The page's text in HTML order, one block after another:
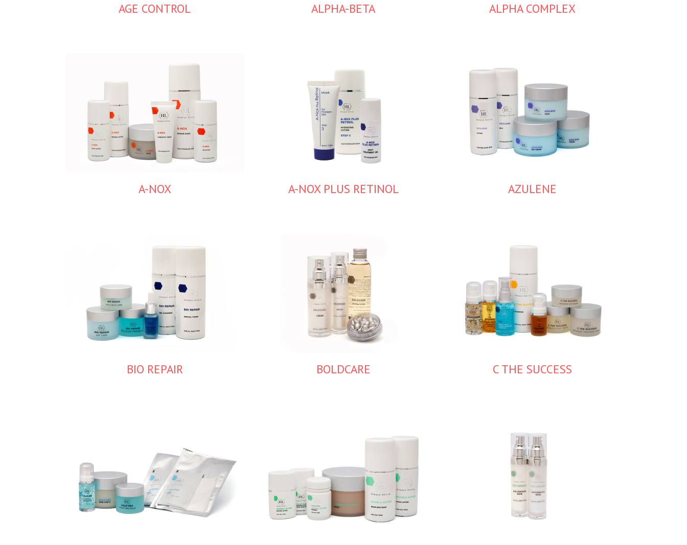
AGE CONTROL ALPHA-BETA ALPHA COMPLEX
A-NOX A-NOX PLUS RETINOL AZULENE
BIO REPAIR BOLDCARE C THE SUCCESS